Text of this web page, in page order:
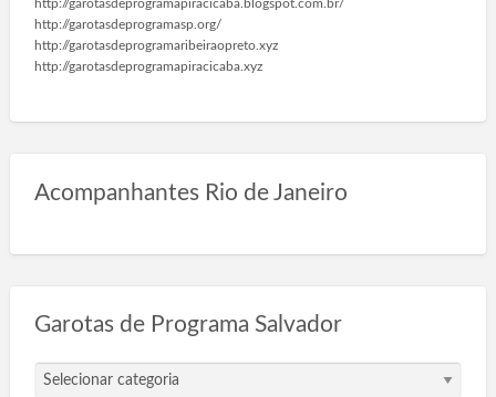
http://garotasdeprogramapiracicaba.blogspot.com.br/
http://garotasdeprogramasp.org/
http://garotasdeprogramaribeiraopreto.xyz
http://garotasdeprogramapiracicaba.xyz
Acompanhantes Rio de Janeiro
Garotas de Programa Salvador